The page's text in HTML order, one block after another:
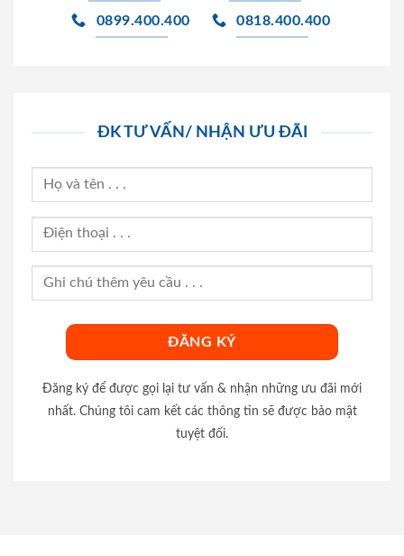
0899.400.400 0818.400.400
ĐK TƯ VẤN/ NHẬN ƯU ĐÃI
Đăng ký để được gọi lại tư vấn & nhận những ưu đãi mới
nhất. Chúng tôi cam kết các thông tin sẽ được bảo mật
tuyệt đối.